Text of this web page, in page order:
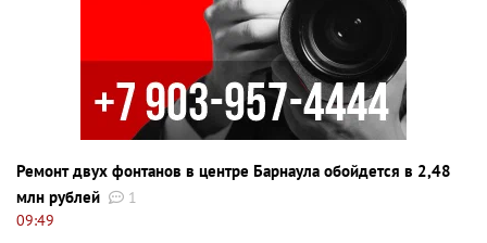
Ремонт двух фонтанов в центре Барнаула обойдется в 2,48
млн рублей
1
09:49